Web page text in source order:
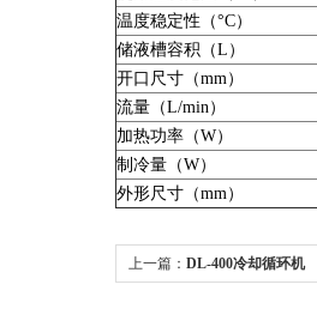
温度稳定性（°C）
储液槽容积（L）
开口尺寸（mm）
流量（L/min）
加热功率（W）
制冷量（W）
外形尺寸（mm）
上一篇： DL-400冷却循环机